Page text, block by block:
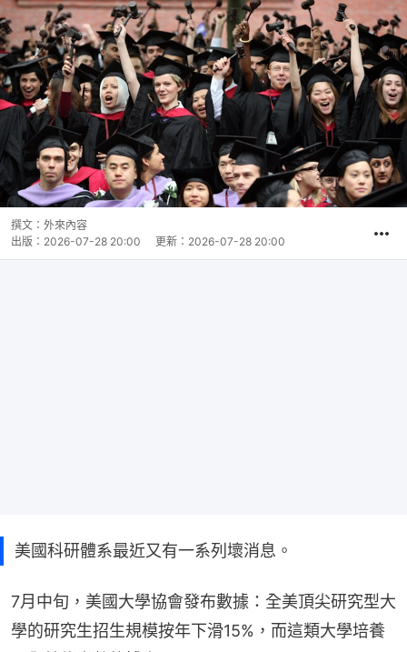
撰文： 外來內容
出版： 2026-07-28 20:00 更新： 2026-07-28 20:00
美國科研體系最近又有一系列壞消息。
7月中旬，美國大學協會發布數據：全美頂尖研究型大
學的研究生招生規模按年下滑15%，而這類大學培養